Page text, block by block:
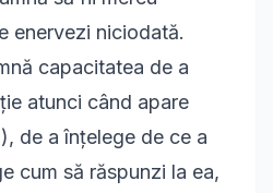
enervezi niciodată.
capacitatea de a
atunci când apare
de a înțelege de ce a
cum să răspunzi la ea,